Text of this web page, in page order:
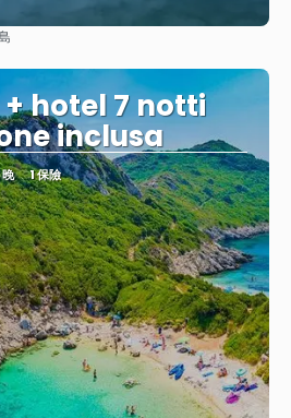
hotel 7 notti
inclusa
1 保險